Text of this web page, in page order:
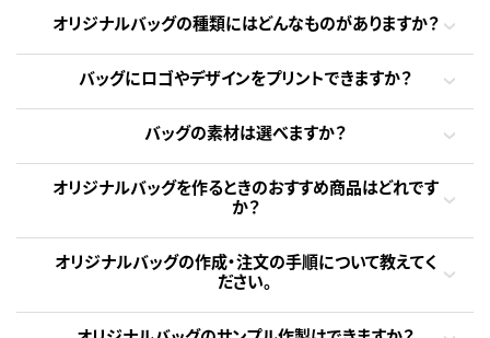
オリジナルバッグの種類にはどんなものがありますか？
バッグにロゴやデザインをプリントできますか？
バッグの素材は選べますか？
オリジナルバッグを作るときのおすすめ商品はどれです
か？
オリジナルバッグの作成・注文の手順について教えてく
ださい。